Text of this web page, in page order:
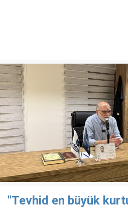
"Tevhid en büyük